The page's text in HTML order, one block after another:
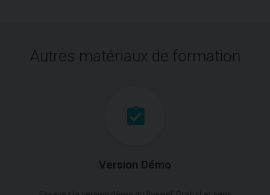
Autres matériaux de formation
Version Démo